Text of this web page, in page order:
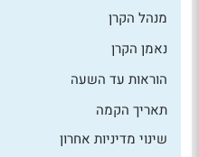
מנהל הקרן
נאמן הקרן
הוראות עד השעה
תאריך הקמה
שינוי מדיניות אחרון